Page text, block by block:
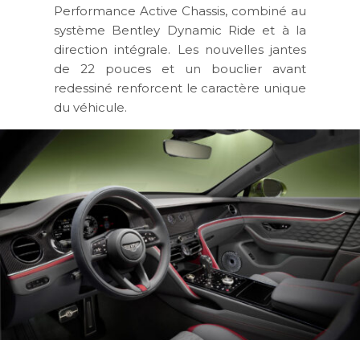
Performance Active Chassis, combiné au
système Bentley Dynamic Ride et à la
direction intégrale. Les nouvelles jantes
de 22 pouces et un bouclier avant
redessiné renforcent le caractère unique
du véhicule.